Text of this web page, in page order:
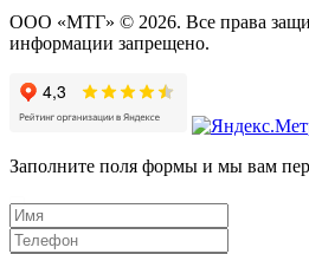
ООО «МТГ» © 2026. Все права
информации запрещено.
Заполните поля формы и мы вам